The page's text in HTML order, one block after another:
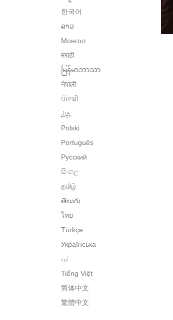
한국어
ລາວ
Монгол
मराठी
မြန်မာဘာသာ
नेपाली
ਪੰਜਾਬੀ
پنجابی
Polski
Português
Русский
සිංහල
தமிழ்
తెలుగు
ไทย
Türkçe
Українська
اُردو
Tiếng Việt
简体中文
繁體中文